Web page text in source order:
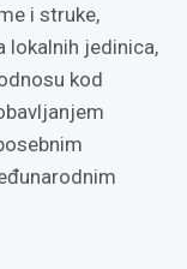
i struke,
lokalnih jedinica,
kod